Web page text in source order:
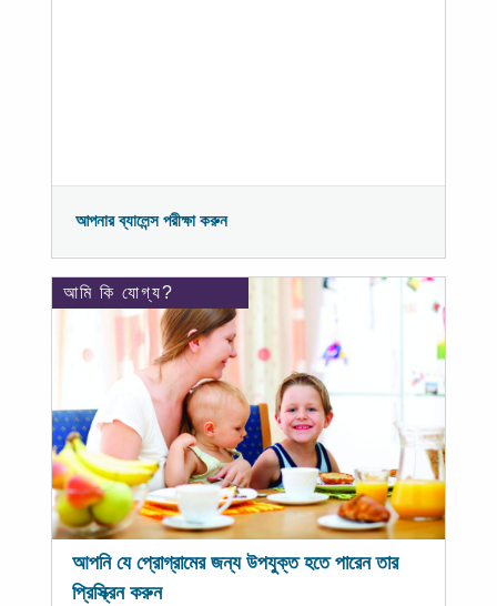
আপনার ব্যালেন্স পরীক্ষা করুন
আমি কি যোগ্য?
আপনি যে প্রোগ্রামের জন্য উপযুক্ত হতে পারেন তার
প্রিস্ক্রিন করুন